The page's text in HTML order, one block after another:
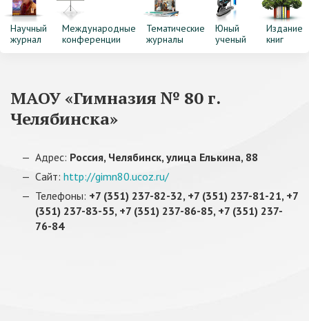
Научный
журнал
Международные
конференции
Тематические
журналы
Юный
ученый
Издание
книг
МАОУ «Гимназия № 80 г.
Челябинска»
Адрес: Россия, Челябинск, улица Елькина, 88
Сайт: http://gimn80.ucoz.ru/
Телефоны: +7 (351) 237-82-32, +7 (351) 237-81-21, +7
(351) 237-83-55, +7 (351) 237-86-85, +7 (351) 237-
76-84